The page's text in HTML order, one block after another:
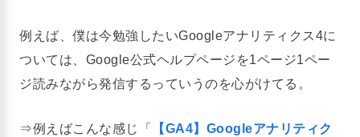
例えば、僕は今勉強したいGoogleアナリティクス4に
ついては、Google公式ヘルプページを1ページ1ペー
ジ読みながら発信するっていうのを心がけてる。
⇒例えばこんな感じ「
【GA4】Googleアナリティク